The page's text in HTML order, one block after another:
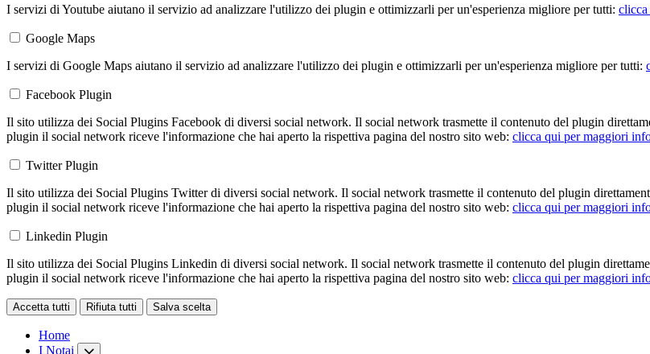
I servizi di Youtube aiutano il servizio ad analizzare l'utilizzo dei plugin e ottimizzarli per un'esperienza migliore per tutti:
Google Maps
I servizi di Google Maps aiutano il servizio ad analizzare l'utilizzo dei plugin e ottimizzarli per un'esperienza migliore per tutti:
Facebook Plugin
Il sito utilizza dei Social Plugins Facebook di diversi social network. Il social network trasmette il contenuto del plugin
plugin il social network riceve l'informazione che hai aperto la rispettiva pagina del nostro sito web: clicca qui per maggiori
Twitter Plugin
Il sito utilizza dei Social Plugins Twitter di diversi social network. Il social network trasmette il contenuto del plugin
plugin il social network riceve l'informazione che hai aperto la rispettiva pagina del nostro sito web: clicca qui per maggiori
Linkedin Plugin
Il sito utilizza dei Social Plugins Linkedin di diversi social network. Il social network trasmette il contenuto del plugin
plugin il social network riceve l'informazione che hai aperto la rispettiva pagina del nostro sito web: clicca qui per maggiori
Accetta tutti Rifiuta tutti Salva scelta
Home
I Notai